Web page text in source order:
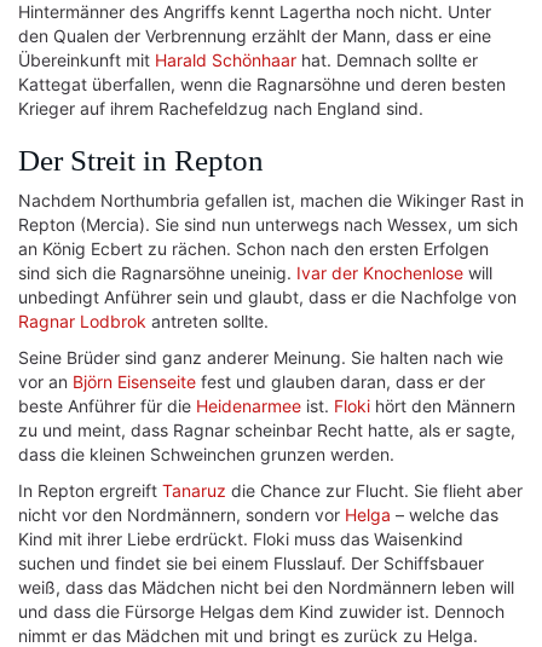
Hintermänner des Angriffs kennt Lagertha noch nicht. Unter
den Qualen der Verbrennung erzählt der Mann, dass er eine
Übereinkunft mit Harald Schönhaar hat. Demnach sollte er
Kattegat überfallen, wenn die Ragnarsöhne und deren besten
Krieger auf ihrem Rachefeldzug nach England sind.
Der Streit in Repton
Nachdem Northumbria gefallen ist, machen die Wikinger Rast in
Repton (Mercia). Sie sind nun unterwegs nach Wessex, um sich
an König Ecbert zu rächen. Schon nach den ersten Erfolgen
sind sich die Ragnarsöhne uneinig. Ivar der Knochenlose will
unbedingt Anführer sein und glaubt, dass er die Nachfolge von
Ragnar Lodbrok antreten sollte.
Seine Brüder sind ganz anderer Meinung. Sie halten nach wie
vor an Björn Eisenseite fest und glauben daran, dass er der
beste Anführer für die Heidenarmee ist. Floki hört den Männern
zu und meint, dass Ragnar scheinbar Recht hatte, als er sagte,
dass die kleinen Schweinchen grunzen werden.
In Repton ergreift Tanaruz die Chance zur Flucht. Sie flieht aber
nicht vor den Nordmännern, sondern vor Helga – welche das
Kind mit ihrer Liebe erdrückt. Floki muss das Waisenkind
suchen und findet sie bei einem Flusslauf. Der Schiffsbauer
weiß, dass das Mädchen nicht bei den Nordmännern leben will
und dass die Fürsorge Helgas dem Kind zuwider ist. Dennoch
nimmt er das Mädchen mit und bringt es zurück zu Helga.